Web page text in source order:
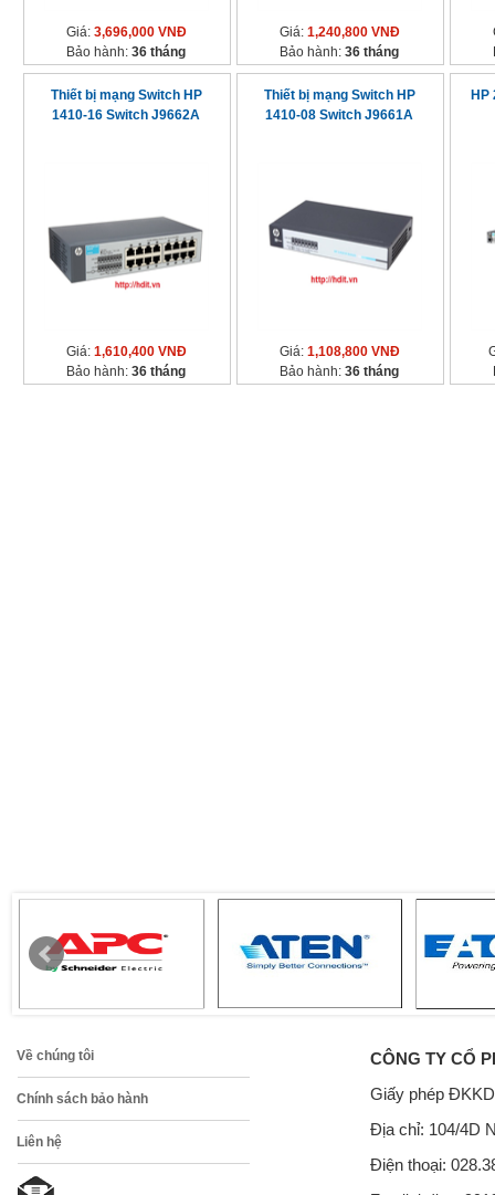
Giá: 3,696,000 VNĐ
Bảo hành:36 tháng
Giá: 1,240,800 VNĐ
Bảo hành:36 tháng
Thiết bị mạng Switch HP
1410-16 Switch J9662A
Giá: 1,610,400 VNĐ
Bảo hành:36 tháng
Thiết bị mạng Switch HP
1410-08 Switch J9661A
Giá: 1,108,800 VNĐ
Bảo hành:36 tháng
HP
Về chúng tôi
Chính sách bảo hành
Liên hệ
CÔNG TY CỔ
Giấy phép
Địa chỉ: 104/4D
Điện thoại: